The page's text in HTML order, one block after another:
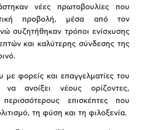
νέες πρωτοβουλίες που
προβολή, μέσα από τον
συζητήθηκαν τρόποι ενίσχυσης
και καλύτερης σύνδεσης της
φορείς και επαγγελματίες του
να ανοίξει νέους ορίζοντες,
επισκέπτες που
τη φύση και τη φιλοξενία.